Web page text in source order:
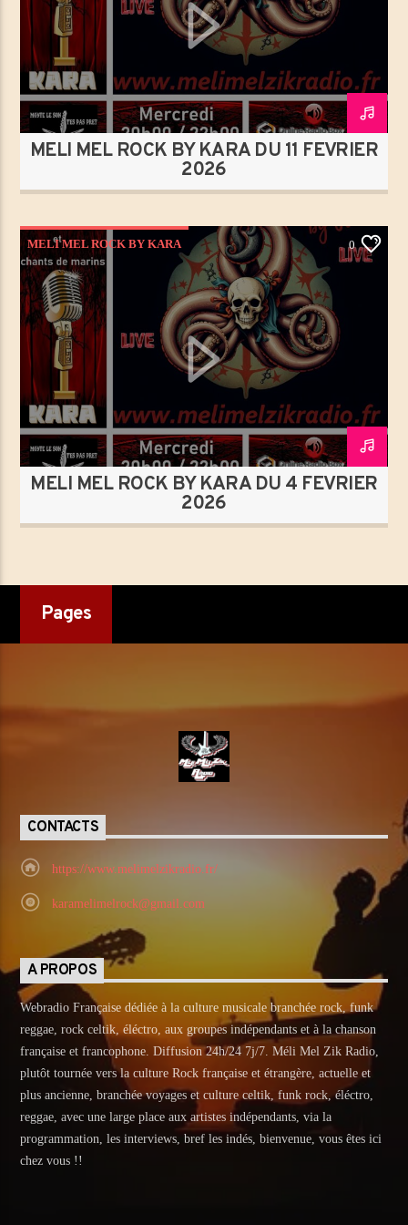
Titre
Artiste
MELI MEL ROCK BY KARA DU 11 FÉVRIER
2026
MELI MEL ROCK BY KARA 0
MELI MEL ROCK BY KARA DU 4 FÉVRIER
2026
Pages
CONTACTS
https://www.melimelzikradio.fr/
karamelimelrock@gmail.com
A PROPOS
Webradio Française dédiée à la culture musicale branchée rock, funk
reggae, rock celtik, éléctro, aux groupes indépendants et à la chanson
française et francophone. Diffusion 24h/24 7j/7. Méli Mel Zik Radio,
plutôt tournée vers la culture Rock française et étrangère, actuelle et
plus ancienne, branchée voyages et culture celtik, funk rock, éléctro,
reggae, avec une large place aux artistes indépendants, via la
programmation, les interviews, bref les indés, bienvenue, vous êtes ici
chez vous !!